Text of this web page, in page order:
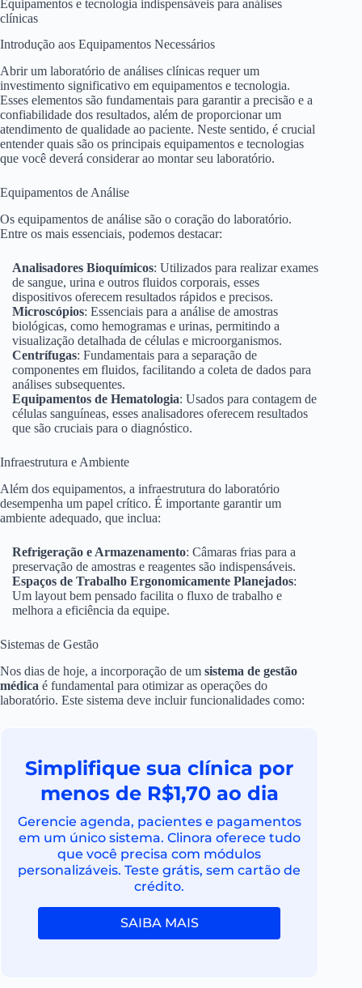
Equipamentos e tecnologia indispensáveis para análises
clínicas
Introdução aos Equipamentos Necessários
Abrir um laboratório de análises clínicas requer um
investimento significativo em equipamentos e tecnologia.
Esses elementos são fundamentais para garantir a precisão e a
confiabilidade dos resultados, além de proporcionar um
atendimento de qualidade ao paciente. Neste sentido, é crucial
entender quais são os principais equipamentos e tecnologias
que você deverá considerar ao montar seu laboratório.
Equipamentos de Análise
Os equipamentos de análise são o coração do laboratório.
Entre os mais essenciais, podemos destacar:
Analisadores Bioquímicos: Utilizados para realizar exames
de sangue, urina e outros fluidos corporais, esses
dispositivos oferecem resultados rápidos e precisos.
Microscópios: Essenciais para a análise de amostras
biológicas, como hemogramas e urinas, permitindo a
visualização detalhada de células e microorganismos.
Centrífugas: Fundamentais para a separação de
componentes em fluidos, facilitando a coleta de dados para
análises subsequentes.
Equipamentos de Hematologia: Usados para contagem de
células sanguíneas, esses analisadores oferecem resultados
que são cruciais para o diagnóstico.
Infraestrutura e Ambiente
Além dos equipamentos, a infraestrutura do laboratório
desempenha um papel crítico. É importante garantir um
ambiente adequado, que inclua:
Refrigeração e Armazenamento: Câmaras frias para a
preservação de amostras e reagentes são indispensáveis.
Espaços de Trabalho Ergonomicamente Planejados:
Um layout bem pensado facilita o fluxo de trabalho e
melhora a eficiência da equipe.
Sistemas de Gestão
Nos dias de hoje, a incorporação de um sistema de gestão
médica é fundamental para otimizar as operações do
laboratório. Este sistema deve incluir funcionalidades como:
Simplifique sua clínica por
menos de R$1,70 ao dia
Gerencie agenda, pacientes e pagamentos
em um único sistema. Clinora oferece tudo
que você precisa com módulos
personalizáveis. Teste grátis, sem cartão de
crédito.
SAIBA MAIS